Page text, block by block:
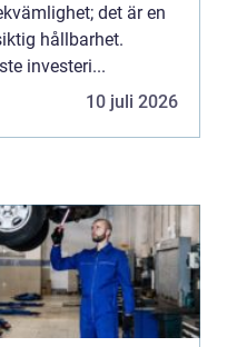
det är en
hållbarhet.
investeri...
10 juli 2026